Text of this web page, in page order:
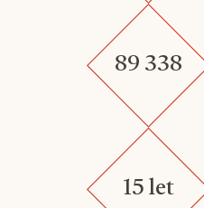
89 338
15 let